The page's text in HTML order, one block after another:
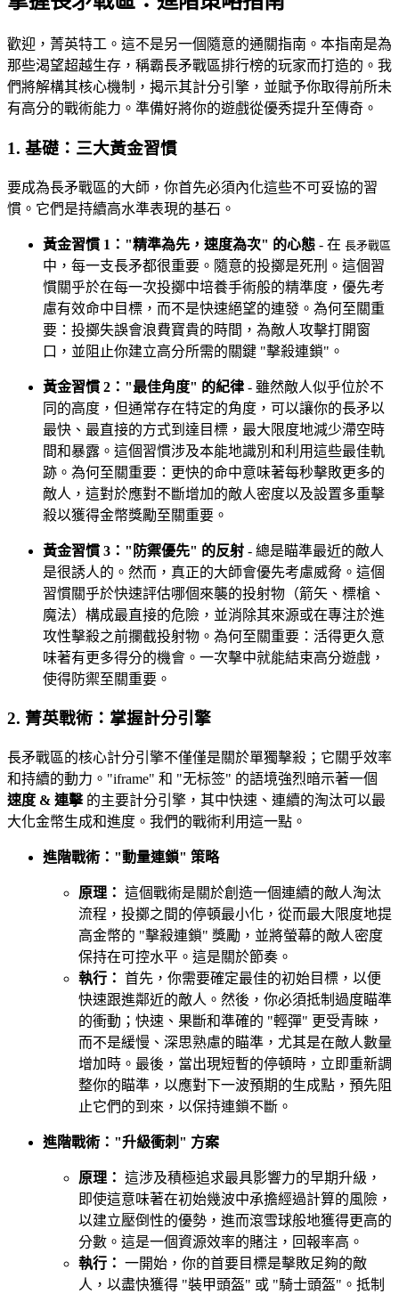
歡迎，菁英特工。這不是另一個隨意的通關指南。本指南是為
那些渴望超越生存，稱霸長矛戰區排行榜的玩家而打造的。我
們將解構其核心機制，揭示其計分引擎，並賦予你取得前所未
有高分的戰術能力。準備好將你的遊戲從優秀提升至傳奇。
1. 基礎：三大黃金習慣
要成為長矛戰區的大師，你首先必須內化這些不可妥協的習
慣。它們是持續高水準表現的基石。
黃金習慣 1："精準為先，速度為次" 的心態 - 在 長矛戰區
中，每一支長矛都很重要。隨意的投擲是死刑。這個習
慣關乎於在每一次投擲中培養手術般的精準度，優先考
慮有效命中目標，而不是快速絕望的連發。為何至關重
要：投擲失誤會浪費寶貴的時間，為敵人攻擊打開窗
口，並阻止你建立高分所需的關鍵 "擊殺連鎖"。
黃金習慣 2："最佳角度" 的紀律 - 雖然敵人似乎位於不
同的高度，但通常存在特定的角度，可以讓你的長矛以
最快、最直接的方式到達目標，最大限度地減少滯空時
間和暴露。這個習慣涉及本能地識別和利用這些最佳軌
跡。為何至關重要：更快的命中意味著每秒擊敗更多的
敵人，這對於應對不斷增加的敵人密度以及設置多重擊
殺以獲得金幣獎勵至關重要。
黃金習慣 3："防禦優先" 的反射 - 總是瞄準最近的敵人
是很誘人的。然而，真正的大師會優先考慮威脅。這個
習慣關乎於快速評估哪個來襲的投射物（箭矢、標槍、
魔法）構成最直接的危險，並消除其來源或在專注於進
攻性擊殺之前攔截投射物。為何至關重要：活得更久意
味著有更多得分的機會。一次擊中就能結束高分遊戲，
使得防禦至關重要。
2. 菁英戰術：掌握計分引擎
長矛戰區的核心計分引擎不僅僅是關於單獨擊殺；它關乎效率
和持續的動力。"iframe" 和 "无标签" 的語境強烈暗示著一個
速度 & 連擊的主要計分引擎，其中快速、連續的淘汰可以最
大化金幣生成和進度。我們的戰術利用這一點。
進階戰術："動量連鎖" 策略
原理： 這個戰術是關於創造一個連續的敵人淘汰
流程，投擲之間的停頓最小化，從而最大限度地提
高金幣的 "擊殺連鎖" 獎勵，並將螢幕的敵人密度
保持在可控水平。這是關於節奏。
執行： 首先，你需要確定最佳的初始目標，以便
快速跟進鄰近的敵人。然後，你必須抵制過度瞄準
的衝動；快速、果斷和準確的 "輕彈" 更受青睞，
而不是緩慢、深思熟慮的瞄準，尤其是在敵人數量
增加時。最後，當出現短暫的停頓時，立即重新調
整你的瞄準，以應對下一波預期的生成點，預先阻
止它們的到來，以保持連鎖不斷。
進階戰術："升級衝刺" 方案
原理： 這涉及積極追求最具影響力的早期升級，
即使這意味著在初始幾波中承擔經過計算的風險，
以建立壓倒性的優勢，進而滾雪球般地獲得更高的
分數。這是一個資源效率的賭注，回報率高。
執行： 一開始，你的首要目標是擊敗足夠的敵
人，以盡快獲得 "裝甲頭盔" 或 "騎士頭盔"。抵制